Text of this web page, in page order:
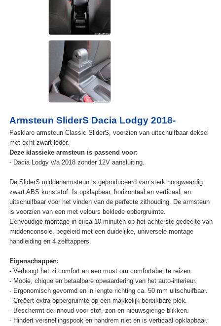
Armsteun SliderS Dacia Lodgy 2018-
Pasklare armsteun Classic SliderS, voorzien van uitschuifbaar deksel
met echt zwart leder.
Deze klassieke armsteun is passend voor:
- Dacia Lodgy v/a 2018 zonder 12V aansluiting.
De SliderS middenarmsteun is geproduceerd van sterk hoogwaardig
zwart ABS kunststof. Is opklapbaar, horizontaal en verticaal, en
uitschuifbaar voor het vinden van de perfecte zithouding. De armsteun
is voorzien van een met velours beklede opbergruimte.
Eenvoudige montage in circa 10 minuten op het achterste gedeelte van
middenconsole, begeleid met een duidelijke, universele montage
handleiding en 4 zelftappers.
Eigenschappen:
- Verhoogt het zitcomfort en een must om comfortabel te reizen.
- Mooie, chique en betaalbare opwaardering van het auto-interieur.
- Ergonomisch gevormd en in lengte richting ca. 50 mm uitschuifbaar.
- Creëert extra opbergruimte op een makkelijk bereikbare plek.
- Beschermt de inhoud voor stof, zon en nieuwsgierige blikken.
- Hindert versnellingspook en handrem niet en is verticaal opklapbaar.